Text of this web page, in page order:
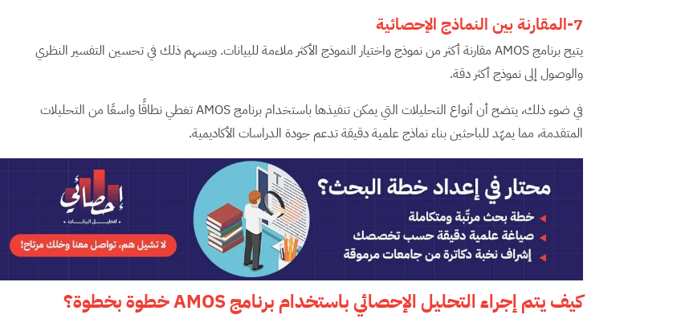
7-المقارنة بين النماذج الإحصائية
يتيح برنامج AMOS مقارنة أكثر من نموذج واختيار النموذج الأكثر ملاءمة للبيانات. ويسهم ذلك في تحسين التفسير النظري
والوصول إلى نموذج أكثر دقة.
في ضوء ذلك، يتضح أن أنواع التحليلات التي يمكن تنفيذها باستخدام برنامج AMOS تغطي نطاقًا واسعًا من التحليلات
المتقدمة، مما يمهّد للباحثين بناء نماذج علمية دقيقة تدعم جودة الدراسات الأكاديمية.
كيف يتم إجراء التحليل الإحصائي باستخدام برنامج خطوة بخطوة؟